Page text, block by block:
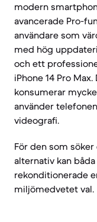
modern
avancerade Pro-
användare som
med hög
och ett
iPhone 14 Pro
konsumerar
använder
videografi.
För den som
alternativ kan
rekonditionerade
miljömedvetet val.